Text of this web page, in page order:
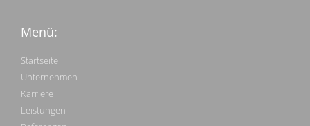
Menü:
Startseite
Unternehmen
Karriere
Leistungen